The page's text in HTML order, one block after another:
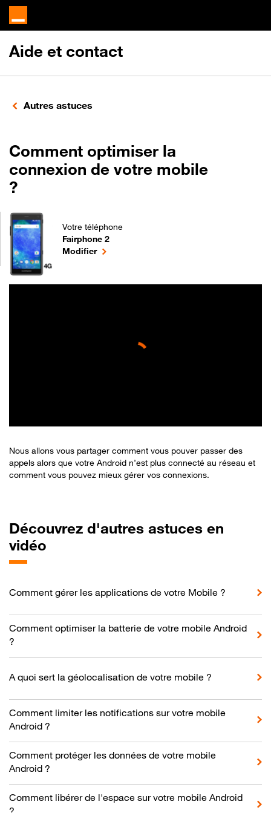
Aide et contact
Autres astuces
Comment optimiser la
connexion de votre mobile
?
Votre téléphone
Fairphone 2
Comment optimiser la connexion de votre mobile
Modifierle téléphone sélectionné
Nous allons vous partager comment vous pouver passer des
appels alors que votre Android n’est plus connecté au réseau et
comment vous pouvez mieux gérer vos connexions.
Découvrez d'autres astuces en
vidéo
Comment gérer les applications de votre Mobile ?
Comment optimiser la batterie de votre mobile Android
?
A quoi sert la géolocalisation de votre mobile ?
Comment limiter les notifications sur votre mobile
Android ?
Comment protéger les données de votre mobile
Android ?
Comment libérer de l'espace sur votre mobile Android